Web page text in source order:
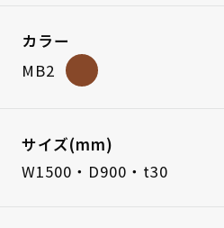
カラー
MB2
サイズ(mm)
W1500・D900・t30